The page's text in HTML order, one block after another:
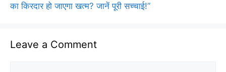
का किरदार हो जाएगा खत्म? जानें पूरी सच्चाई!”
Leave a Comment